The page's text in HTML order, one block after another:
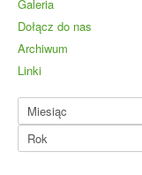
Galeria
Dołącz do nas
Archiwum
Linki